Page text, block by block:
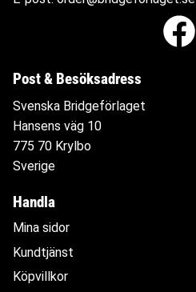
Post & Besöksadress
Svenska Bridgeförlaget
Hansens väg 10
775 70 Krylbo
Sverige
Handla
Mina sidor
Kundtjänst
Köpvillkor